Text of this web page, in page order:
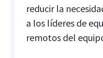
reducir la
a los líderes de
remotos del